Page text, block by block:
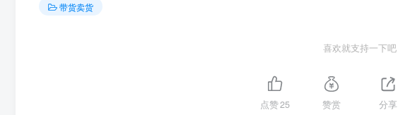
带货卖货
喜欢就支持一下吧
点赞25 赞赏 分享